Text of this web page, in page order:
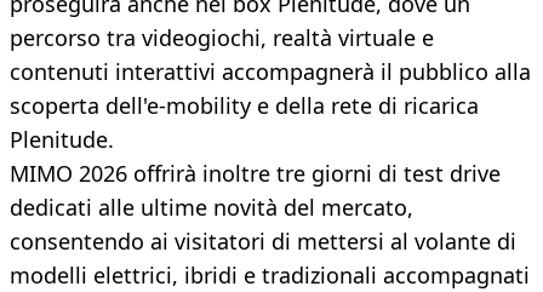
percorso tra videogiochi, realtà virtuale e
contenuti interattivi accompagnerà il pubblico alla
scoperta dell'e-mobility e della rete di ricarica
Plenitude.
MIMO 2026 offrirà inoltre tre giorni di test drive
dedicati alle ultime novità del mercato,
consentendo ai visitatori di mettersi al volante di
modelli elettrici, ibridi e tradizionali accompagnati